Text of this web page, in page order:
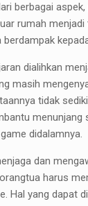
berbagai
rumah
dialihkan
masih
tidak
menunjang
didalamnya.
dan
harus
Hal yang dapat